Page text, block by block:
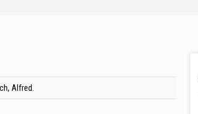
Alfred.